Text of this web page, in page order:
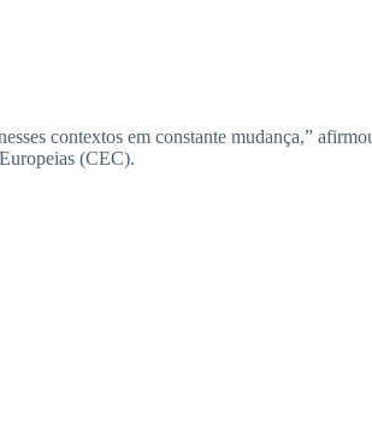
contextos em constante mudança,”
(CEC).